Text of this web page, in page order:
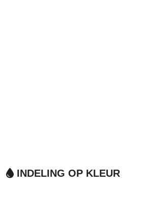
INDELING OP KLEUR